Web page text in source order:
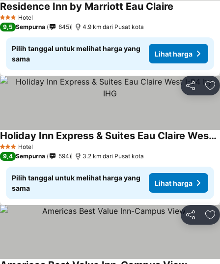
3 BintangHotel
Residence Inn by Marriott Eau Claire
9,5 Sempurna 645 4.9 km dari Pusat kota
Pilih tanggal untuk melihat harga yang
sama
Lihat harga
Bagikan
3 BintangHotel
Holiday Inn Express & Suites Eau Claire West I-94 by IHG
9,4 Sempurna 594 3.2 km dari Pusat kota
Pilih tanggal untuk melihat harga yang
sama
Lihat harga
Bagikan